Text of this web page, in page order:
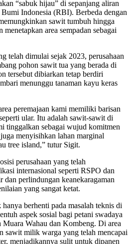
“sabuk hijau” di sepanjang aliran
Indonesia (RBI). Berbeda dengan
sawit tumbuh hingga
area sempadan sebagai
telah dimulai sejak 2023, perusahaan
pohon sawit tua yang berada di
tersebut dibiarkan tetap berdiri
menunggu tanaman kayu keras
peremajaan kami memiliki barisan
ular. Itu adalah sawit-sawit di
tinggalkan sebagai wujud komitmen
menyisihkan lahan marginal
tree island,” tutur Sigit.
perusahaan yang telah
internasional seperti RSPO dan
dan perlindungan keanekaragaman
yang sangat ketat.
berhenti pada masalah teknis di
aspek sosial bagi petani swadaya
Wahau dan Kombeng. Di area
sawit milik warga yang telah mencapai
menjadikannya sulit untuk dipanen